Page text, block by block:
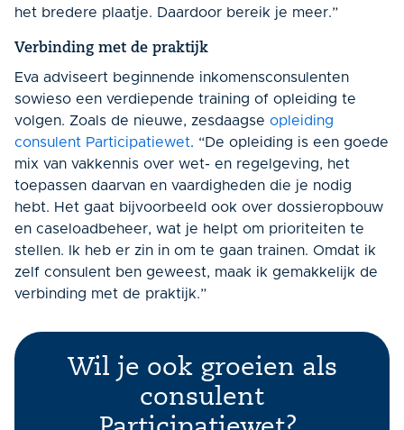
het bredere plaatje. Daardoor bereik je meer.”
Verbinding met de praktijk
Eva adviseert beginnende inkomensconsulenten
sowieso een verdiepende training of opleiding te
volgen. Zoals de nieuwe, zesdaagse opleiding
consulent Participatiewet. “De opleiding is een goede
mix van vakkennis over wet- en regelgeving, het
toepassen daarvan en vaardigheden die je nodig
hebt. Het gaat bijvoorbeeld ook over dossieropbouw
en caseloadbeheer, wat je helpt om prioriteiten te
stellen. Ik heb er zin in om te gaan trainen. Omdat ik
zelf consulent ben geweest, maak ik gemakkelijk de
verbinding met de praktijk.”
Wil je ook groeien als
consulent